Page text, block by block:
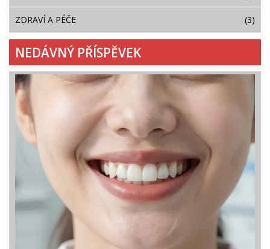
ZDRAVÍ A PÉČE (3)
NEDÁVNÝ PŘÍSPĚVEK